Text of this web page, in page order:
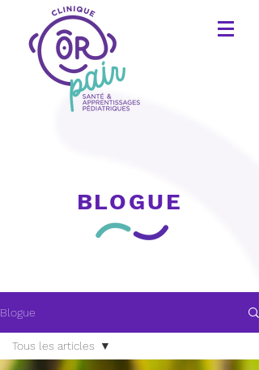
BLOGUE
Blogue
Tous les articles